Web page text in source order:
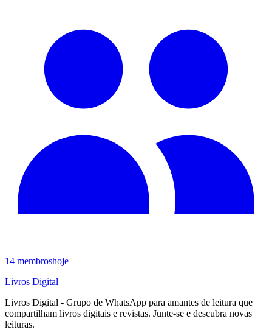
14 membroshoje
Livros Digital
Livros Digital - Grupo de WhatsApp para amantes de leitura que
compartilham livros digitais e revistas. Junte-se e descubra novas
leituras.